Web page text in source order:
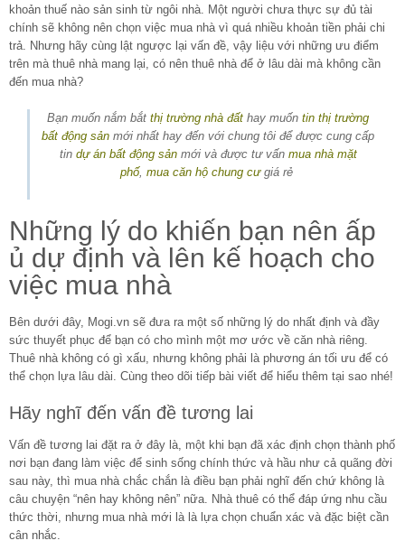
khoản thuế nào sản sinh từ ngôi nhà. Một người chưa thực sự đủ tài
chính sẽ không nên chọn việc mua nhà vì quá nhiều khoản tiền phải chi
trả. Nhưng hãy cùng lật ngược lại vấn đề, vậy liệu với những ưu điểm
trên mà thuê nhà mang lại, có nên thuê nhà để ở lâu dài mà không cần
đến mua nhà?
Bạn muốn nắm bắt thị trường nhà đất hay muốn tin thị trường
bất động sản mới nhất hay đến với chung tôi để được cung cấp
tin dự án bất động sảnmới và được tư vấn mua nhà mặt
phố, mua căn hộ chung cưgiá rẻ
Những lý do khiến bạn nên ấp
ủ dự định và lên kế hoạch cho
việc mua nhà
Bên dưới đây, Mogi.vn sẽ đưa ra một số những lý do nhất định và đầy
sức thuyết phục để bạn có cho mình một mơ ước về căn nhà riêng.
Thuê nhà không có gì xấu, nhưng không phải là phương án tối ưu để có
thể chọn lựa lâu dài. Cùng theo dõi tiếp bài viết để hiểu thêm tại sao nhé!
Hãy nghĩ đến vấn đề tương lai
Vấn đề tương lai đặt ra ở đây là, một khi bạn đã xác định chọn thành phố
nơi bạn đang làm việc để sinh sống chính thức và hầu như cả quãng đời
sau này, thì mua nhà chắc chắn là điều bạn phải nghĩ đến chứ không là
câu chuyện “nên hay không nên” nữa. Nhà thuê có thể đáp ứng nhu cầu
thức thời, nhưng mua nhà mới là là lựa chọn chuẩn xác và đặc biệt cần
cân nhắc.